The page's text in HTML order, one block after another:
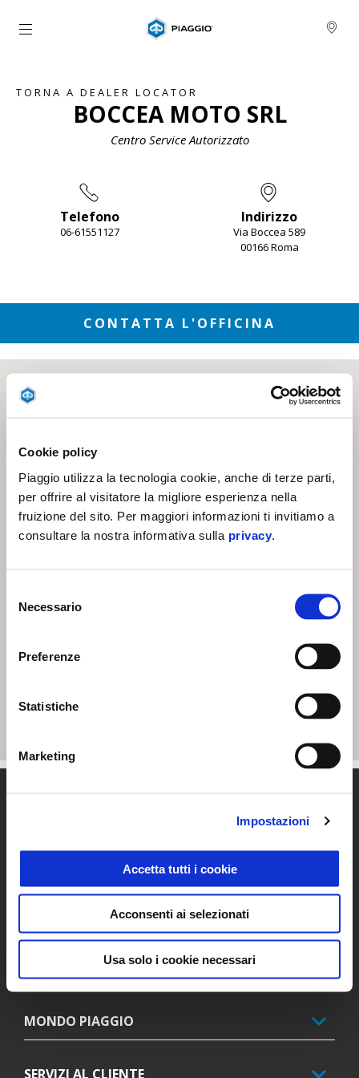
Cookie policy
Piaggio utilizza la tecnologia cookie, anche di terze parti,
per offrire al visitatore la migliore esperienza nella
fruizione del sito. Per maggiori informazioni ti invitiamo a
consultare la nostra informativa sulla privacy
delNecessario
Preferenze
Statistiche
Marketing
Impostazioni
Accetta tutti i cookie
Acconsenti ai selezionati
Usa solo i cookie necessari
Vai al contenuto principale
TORNA A DEALER LOCATOR
BOCCEA MOTO SRL
Centro Service Autorizzato
Telefono
06-61551127
Indirizzo
Via Boccea 589
00166 Roma
CONTATTA L'OFFICINA
MONDO PIAGGIO
SERVIZI AL CLIENTE